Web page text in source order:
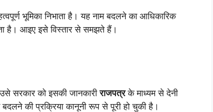
भूमिका निभाता है। यह नाम बदलने का आधिकारिक
है। आइए इसे विस्तार से समझते हैं।
सरकार को इसकी जानकारीराजपत्रके माध्यम से देनी
की प्रक्रिया कानूनी रूप से पूरी हो चुकी है।